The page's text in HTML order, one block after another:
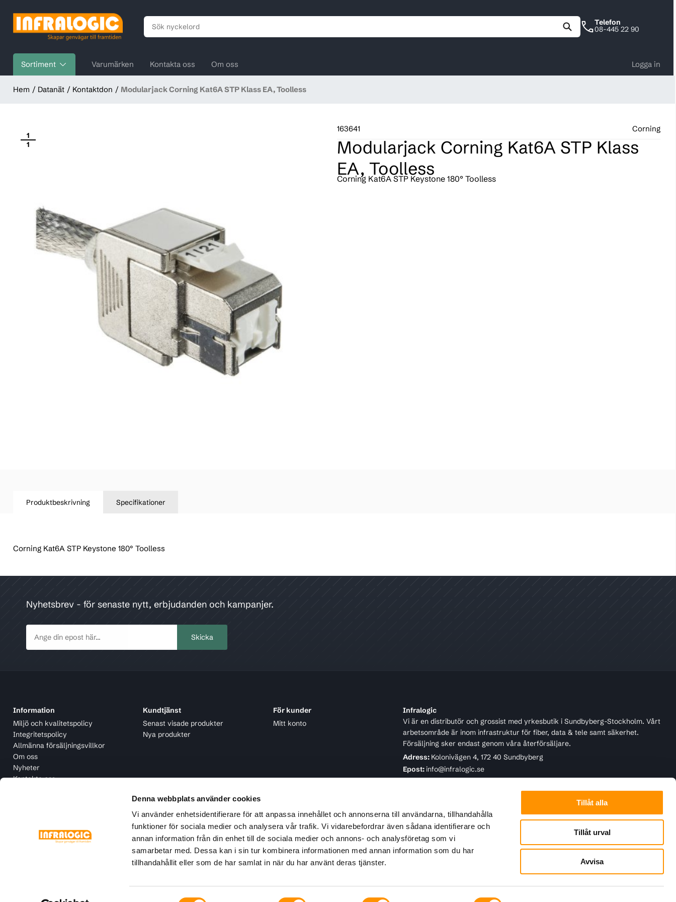
Denna webbplats använder cookies
Vi använder enhetsidentifierare för att anpassa innehållet och annonserna till användarna, tillhandahålla
funktioner för sociala medier och analysera vår trafik. Vi vidarebefordrar även sådana identifierare och
annan information från din enhet till de sociala medier och annons- och analysföretag som vi
samarbetar med. Dessa kan i sin tur kombinera informationen med annan information som du har
tillhandahållit eller som de har samlat in när du har använt deras tjänster.
Samtyckesval
Tillåt alla
Tillåt urval
Avvisa
Telefon
08-445 22 90
Sortiment Varumärken Kontakta oss Om oss Logga in
Hem Datanät Kontaktdon Modularjack Corning Kat6A STP Klass EA, Toolless
1
1
163641 Corning
Modularjack Corning Kat6A STP Klass
EA, Toolless
Corning Kat6A STP Keystone 180° Toolless
Produktbeskrivning Specifikationer
Corning Kat6A STP Keystone 180° Toolless
Nyhetsbrev - för senaste nytt, erbjudanden och kampanjer.
Infralogic
Vi är en distributör och grossist med yrkesbutik i Sundbyberg-Stockholm. Vårt
arbetsområde är inom infrastruktur för fiber, data & tele samt säkerhet.
Försäljning sker endast genom våra återförsäljare.
Adress: Kolonivägen 4, 172 40 Sundbyberg
Epost:info@infralogic.se
Information
Miljö och kvalitetspolicy
Integritetspolicy
Allmänna försäljningsvillkor
Om oss
Nyheter
Kontakta oss
Kundtjänst
Senast visade produkter
Nya produkter
För kunder
Mitt konto
Copyright © 2026 Infralogic . Alla rättigheter reserverade.